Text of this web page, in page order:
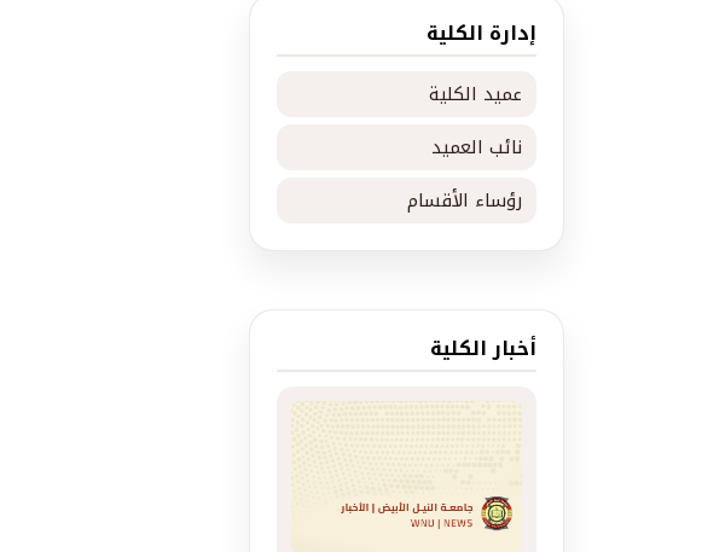
إدارة الكلية
عميد الكلية
نائب العميد
رؤساء الأقسام
أخبار الكلية